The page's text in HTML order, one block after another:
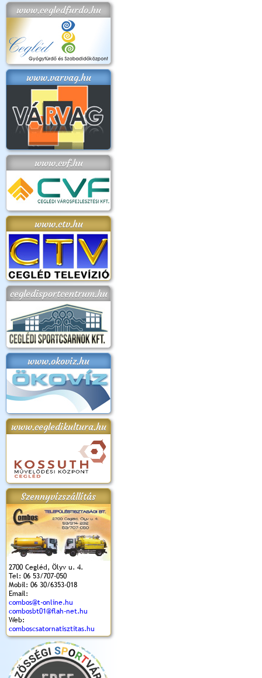
www.cegledfurdo.hu
www.varvag.hu
www.cvf.hu
www.ctv.hu
cegledisportcentrum.hu
www.okoviz.hu
www.cegledikultura.hu
Szennyvízszállítás
2700 Cegléd, Ölyv u. 4.
Tel: 06 53/707-050
Mobil: 06 30/6353-018
Email:
combos@t-online.hu
combosbt01@flah-net.hu
Web:
comboscsatornatisztitas.hu
2018.
Kossuth Toborzó
Ünnepély
Szent István Ünnepe
(2017. 08. 20.)